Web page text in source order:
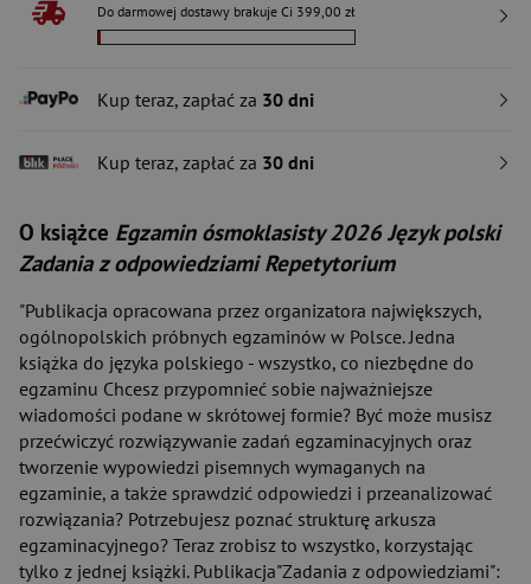
Do darmowej dostawy brakuje Ci 399,00 zł
Kup teraz, zapłać za 30 dni
Kup teraz, zapłać za 30 dni
O książce Egzamin ósmoklasisty 2026 Język polski
Zadania z odpowiedziami Repetytorium
"Publikacja opracowana przez organizatora największych,
ogólnopolskich próbnych egzaminów w Polsce. Jedna
książka do języka polskiego - wszystko, co niezbędne do
egzaminu Chcesz przypomnieć sobie najważniejsze
wiadomości podane w skrótowej formie? Być może musisz
przećwiczyć rozwiązywanie zadań egzaminacyjnych oraz
tworzenie wypowiedzi pisemnych wymaganych na
egzaminie, a także sprawdzić odpowiedzi i przeanalizować
rozwiązania? Potrzebujesz poznać strukturę arkusza
egzaminacyjnego? Teraz zrobisz to wszystko, korzystając
tylko z jednej książki. Publikacja"Zadania z odpowiedziami":